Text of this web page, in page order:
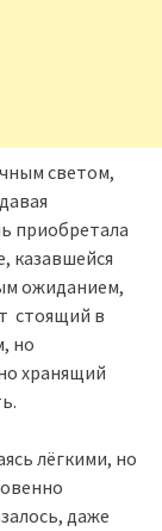
светом,
приобретала
казавшейся
ожиданием,
стоящий в
но
хранящий
лёгкими, но
даже